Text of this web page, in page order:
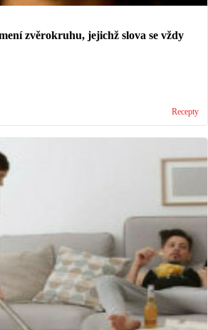
zvěrokruhu, jejichž slova se vždy
Recepty